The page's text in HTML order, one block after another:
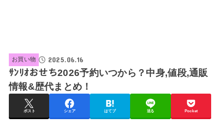
お買い物 2025.06.16
ｻﾝﾘｵおせち2026予約いつから？中身,値段,通販
情報&歴代まとめ！
ポスト シェア はてブ 送る Pocket